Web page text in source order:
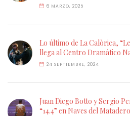
6 MARZO, 2025
Lo último de La Calòrica,
llega al Centro Dramático
24 SEPTIEMBRE, 2024
Juan Diego Botto y Sergio
“14.4” en Naves del Matadero